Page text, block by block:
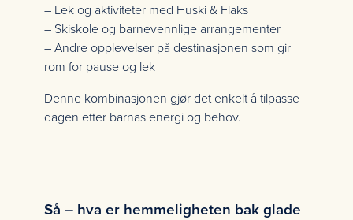
– Lek og aktiviteter med Huski & Flaks
– Skiskole og barnevennlige arrangementer
– Andre opplevelser på destinasjonen som gir
rom for pause og lek
Denne kombinasjonen gjør det enkelt å tilpasse
dagen etter barnas energi og behov.
Så – hva er hemmeligheten bak glade